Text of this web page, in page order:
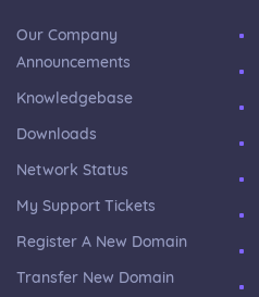
Our Company
Announcements
Knowledgebase
Downloads
Network Status
My Support Tickets
Register A New Domain
Transfer New Domain